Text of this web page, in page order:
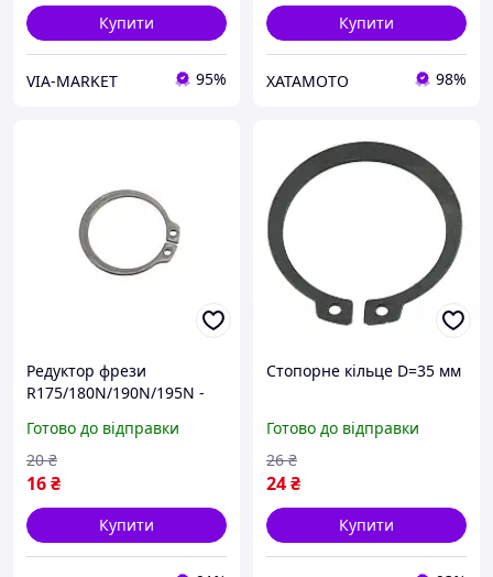
Купити
VIA-MARKET 95%
Купити
ХАТАМОТО 98%
Редуктор фрези
R175/180N/190N/195N -
первинного вала d-35mm
81-1, 101-2
Готово до відправки
16₴
20 ₴
Купити
Стопорне кільце D=35 мм
Готово до відправки
24₴
26 ₴
Купити